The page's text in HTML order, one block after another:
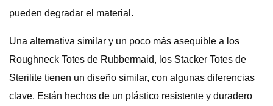
pueden degradar el material.
Una alternativa similar y un poco más asequible a los
Roughneck Totes de Rubbermaid, los Stacker Totes de
Sterilite tienen un diseño similar, con algunas diferencias
clave. Están hechos de un plástico resistente y duradero